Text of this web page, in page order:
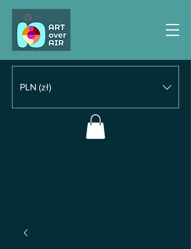
PLN (zł)